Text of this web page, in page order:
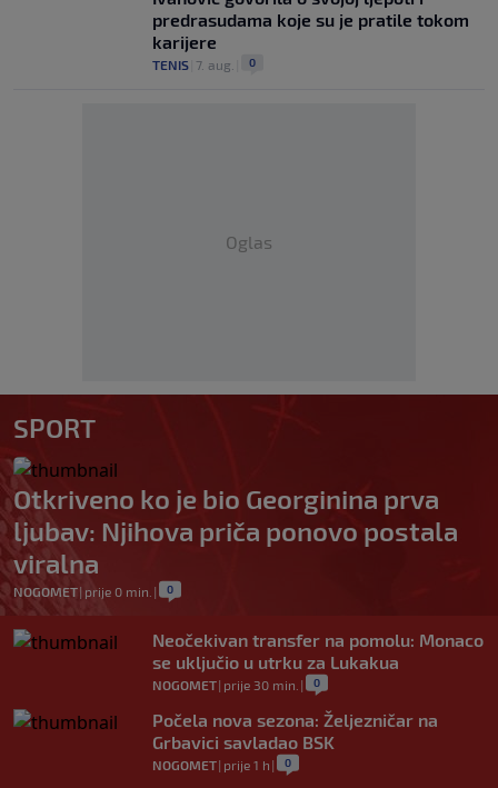
predrasudama koje su je pratile tokom
karijere
TENIS 7. aug. 0
Oglas
SPORT
Otkriveno ko je bio Georginina prva
ljubav: Njihova priča ponovo postala
viralna
NOGOMET| prije 0 min. | 0
Neočekivan transfer na pomolu: Monaco
se uključio u utrku za Lukakua
NOGOMET| prije 30 min. | 0
Počela nova sezona: Željezničar na
Grbavici savladao BSK
NOGOMET| prije 1 h | 0